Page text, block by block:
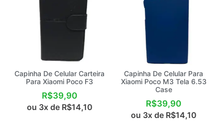
Capinha De Celular Carteira
Para Xiaomi Poco F3
R$39,90
ou 3x de R$14,10
Capinha De Celular Para
Xiaomi Poco M3 Tela 6.53
Case
R$39,90
ou 3x de R$14,10